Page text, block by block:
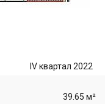
IV квартал 2022
39.65 м²